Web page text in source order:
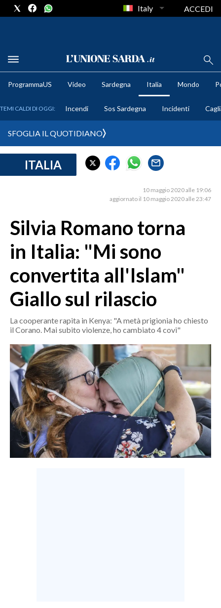
METEO
CRONACA SARDEGNA
MEDIO CAMPIDANO
SASSARI E PROVINCIA
NUORO E PROVINCIA
OGLIASTRA
ITALIA
MONDO
POLITICA
ECONOMIA
SERVIZI ALLE IMPRESE
LAVORO
Italy ACCEDI
ProgrammaUS Video Sardegna Italia Mondo
TEMI CALDI DI OGGI: Incendi Sos Sardegna Incidenti
SFOGLIA IL QUOTIDIANO
ITALIA
10 maggio 2020 alle 19:06
aggiornato il 10 maggio 2020 alle 23:47
Silvia Romano torna
in Italia: "Mi sono
convertita all'Islam"
Giallo sul rilascio
La cooperante rapita in Kenya: "A metà prigionia ho chiesto
il Corano. Mai subito violenze, ho cambiato 4 covi"